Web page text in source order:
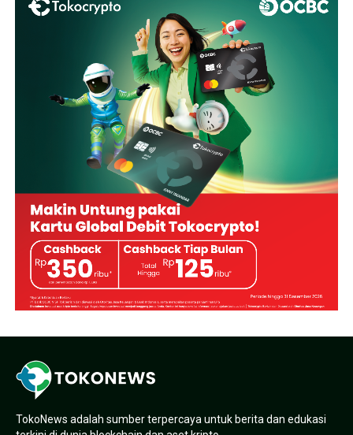
TokoNews adalah sumber terpercaya untuk berita dan edukasi